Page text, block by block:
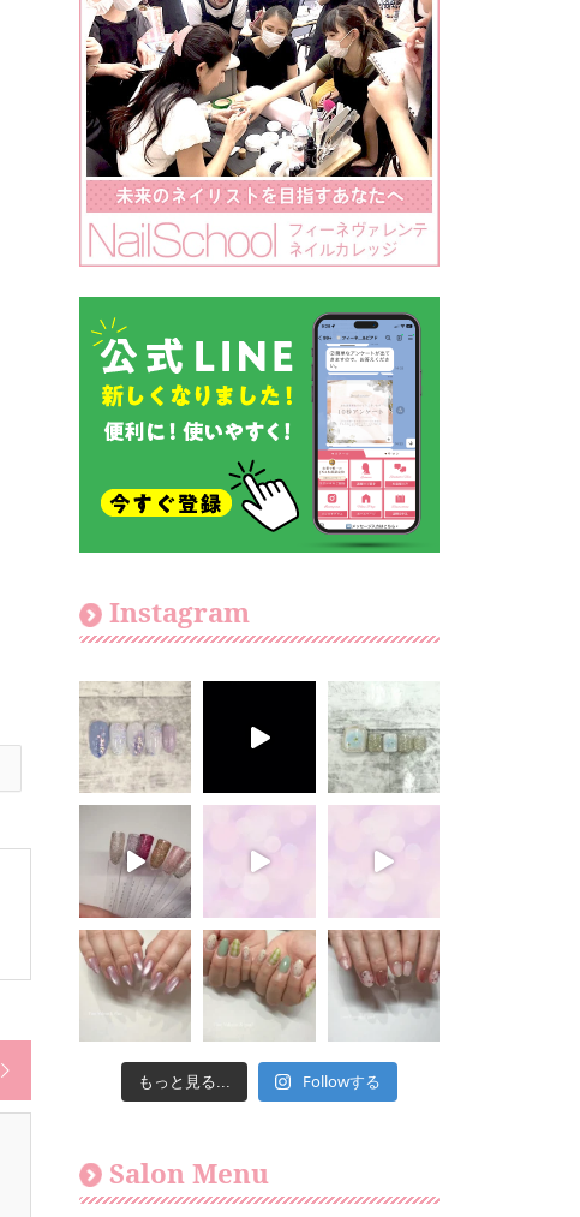
Instagram
もっと見る... Followする
Salon Menu